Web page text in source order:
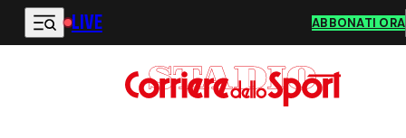
Vai al contenuto principale
LIVE ABBONATI ORA